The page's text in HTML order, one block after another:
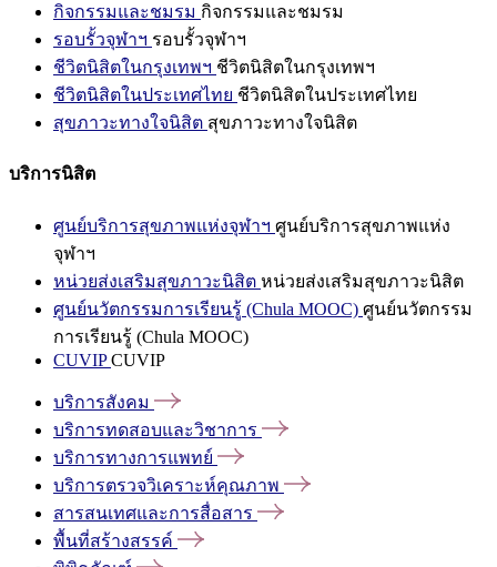
กิจกรรมและชมรม กิจกรรมและชมรม
รอบรั้วจุฬาฯ รอบรั้วจุฬาฯ
ชีวิตนิสิตในกรุงเทพฯ ชีวิตนิสิตในกรุงเทพฯ
ชีวิตนิสิตในประเทศไทย ชีวิตนิสิตในประเทศไทย
สุขภาวะทางใจนิสิต สุขภาวะทางใจนิสิต
บริการนิสิต
ศูนย์บริการสุขภาพแห่งจุฬาฯ ศูนย์บริการสุขภาพแห่ง
จุฬาฯ
หน่วยส่งเสริมสุขภาวะนิสิต หน่วยส่งเสริมสุขภาวะนิสิต
ศูนย์นวัตกรรมการเรียนรู้ (Chula MOOC) ศูนย์นวัตกรรม
การเรียนรู้ (Chula MOOC)
CUVIPCUVIP
บริการสังคม
บริการทดสอบและวิชาการ
บริการทางการแพทย์
บริการตรวจวิเคราะห์คุณภาพ
สารสนเทศและการสื่อสาร
พื้นที่สร้างสรรค์